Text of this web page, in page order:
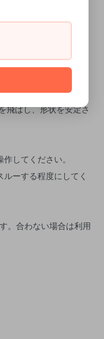
す。
ばし、形状を安定さ
してください。
ーする程度にしてく
。合わない場合は利用